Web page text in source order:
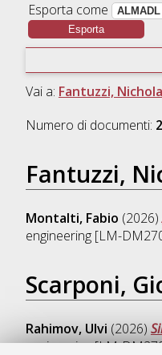
Esporta come
Vai a: Fantuzzi,
Numero di documenti: 2
Fantuzzi,
Montalti, Fabio (2026)
engineering [LM-
Scarponi,
Rahimov, Ulvi (2026)
engineering [LM-